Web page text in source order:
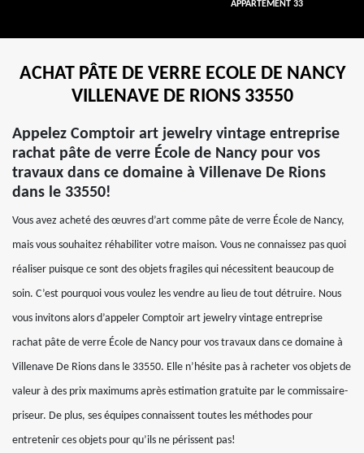
APPARTEMENT 33
ACHAT PÂTE DE VERRE ECOLE DE NANCY
VILLENAVE DE RIONS 33550
Appelez Comptoir art jewelry vintage entreprise
rachat pâte de verre École de Nancy pour vos
travaux dans ce domaine à Villenave De Rions
dans le 33550!
Vous avez acheté des œuvres d’art comme pâte de verre École de Nancy,
mais vous souhaitez réhabiliter votre maison. Vous ne connaissez pas quoi
réaliser puisque ce sont des objets fragiles qui nécessitent beaucoup de
soin. C’est pourquoi vous voulez les vendre au lieu de tout détruire. Nous
vous invitons alors d’appeler Comptoir art jewelry vintage entreprise
rachat pâte de verre École de Nancy pour vos travaux dans ce domaine à
Villenave De Rions dans le 33550. Elle n’hésite pas à racheter vos objets de
valeur à des prix maximums après estimation gratuite par le commissaire-
priseur. De plus, ses équipes connaissent toutes les méthodes pour
entretenir ces objets pour qu’ils ne périssent pas!